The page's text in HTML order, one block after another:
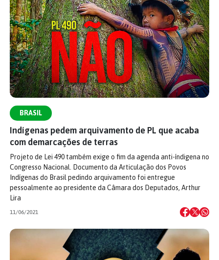
BRASIL
Indígenas pedem arquivamento de PL que acaba
com demarcações de terras
Projeto de Lei 490 também exige o fim da agenda anti-índigena no
Congresso Nacional. Documento da Articulação dos Povos
Indígenas do Brasil pedindo arquivamento foi entregue
pessoalmente ao presidente da Câmara dos Deputados, Arthur
Lira
11/06/2021